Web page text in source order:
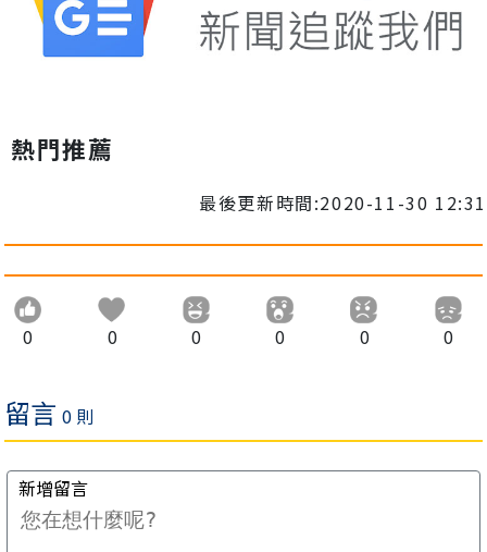
熱門推薦
最後更新時間:2020-11-30 12:31
0 0 0 0 0 0